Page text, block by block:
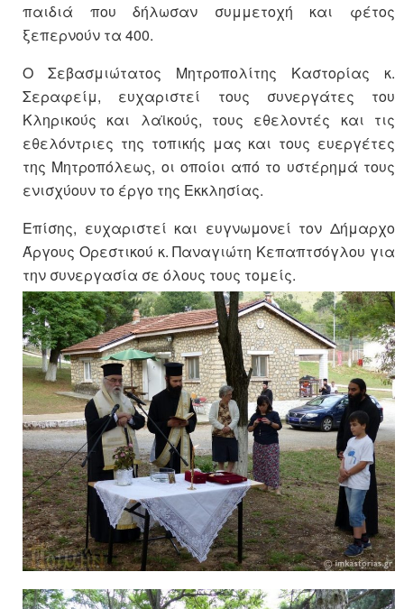
παιδιά που δήλωσαν συμμετοχή και φέτος
ξεπερνούν τα 400.
Ο Σεβασμιώτατος Μητροπολίτης Καστορίας κ.
Σεραφείμ, ευχαριστεί τους συνεργάτες του
Κληρικούς και λαϊκούς, τους εθελοντές και τις
εθελόντριες της τοπικής μας και τους ευεργέτες
της Μητροπόλεως, οι οποίοι από το υστέρημά τους
ενισχύουν το έργο της Εκκλησίας.
Επίσης, ευχαριστεί και ευγνωμονεί τον Δήμαρχο
Άργους Ορεστικού κ. Παναγιώτη Κεπαπτσόγλου για
την συνεργασία σε όλους τους τομείς.